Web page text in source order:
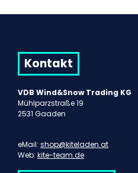
Kontakt
VDB Wind&Snow Trading KG
Mühlparzstraße 19
2531 Gaaden
eMail: shop@kiteladen.at
Web: kite-team.de